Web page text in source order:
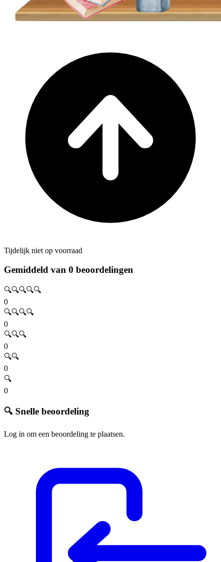
Tijdelijk niet op voorraad
Gemiddeld van 0 beoordelingen
🔍🔍🔍🔍🔍
0
🔍🔍🔍🔍
0
🔍🔍🔍
0
🔍🔍
0
🔍
0
🔍 Snelle beoordeling
Log in om een beoordeling te plaatsen.